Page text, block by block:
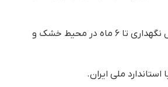
قابل نگهداری تا ۶ ماه در محیط خشک و
استاندارد ملی ایران.